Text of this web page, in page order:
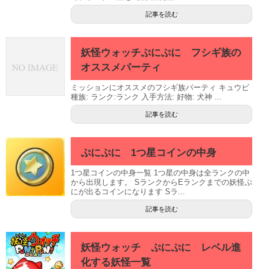
記事を読む
妖怪ウォッチぷにぷに フシギ族の
オススメパーティ
ミッションにオススメのフシギ族パーティ キュウビ
種族: ランク:ランク 入手方法: 好物: 犬神 ...
記事を読む
ぷにぷに 1つ星コインの中身
1つ星コインの中身一覧 1つ星の中身は全ランクの中
から出現します。 SランクからEランクまでの妖怪ぷ
にが出るコインになります Sラ...
記事を読む
妖怪ウォッチ ぷにぷに レベル進
化する妖怪一覧